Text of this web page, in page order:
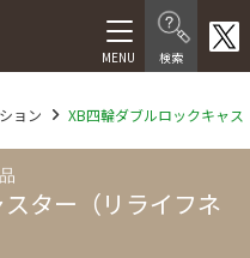
ョン XB四輪ダブルロックキャス
ター（リライフネ